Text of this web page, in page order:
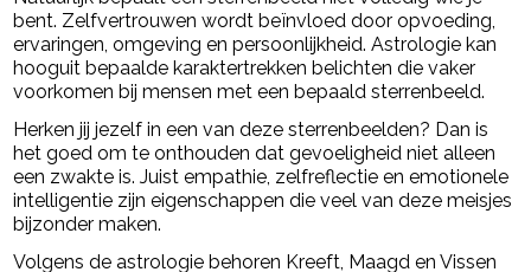
bent. Zelfvertrouwen wordt beïnvloed door opvoeding,
ervaringen, omgeving en persoonlijkheid. Astrologie kan
hooguit bepaalde karaktertrekken belichten die vaker
voorkomen bij mensen met een bepaald sterrenbeeld.
Herken jij jezelf in een van deze sterrenbeelden? Dan is
het goed om te onthouden dat gevoeligheid niet alleen
een zwakte is. Juist empathie, zelfreflectie en emotionele
intelligentie zijn eigenschappen die veel van deze meisjes
bijzonder maken.
Volgens de astrologie behoren Kreeft, Maagd en Vissen